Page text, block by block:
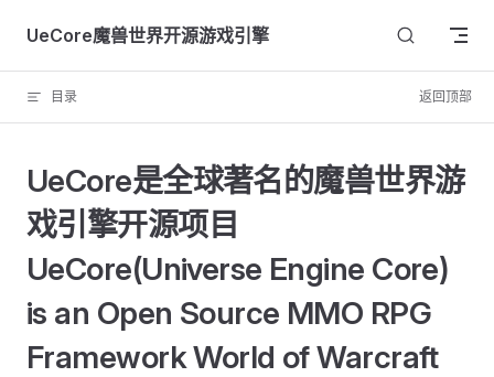
Skip to content
UeCore魔兽世界开源游戏引擎
目录 返回顶部
UeCore是全球著名的魔兽世界游
戏引擎开源项目
UeCore(Universe Engine Core)
is an Open Source MMO RPG
Framework World of Warcraft